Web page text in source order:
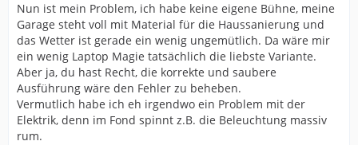
Nun ist mein Problem, ich habe keine eigene Bühne, meine
Garage steht voll mit Material für die Haussanierung und
das Wetter ist gerade ein wenig ungemütlich. Da wäre mir
ein wenig Laptop Magie tatsächlich die liebste Variante.
Aber ja, du hast Recht, die korrekte und saubere
Ausführung wäre den Fehler zu beheben.
Vermutlich habe ich eh irgendwo ein Problem mit der
Elektrik, denn im Fond spinnt z.B. die Beleuchtung massiv
rum.